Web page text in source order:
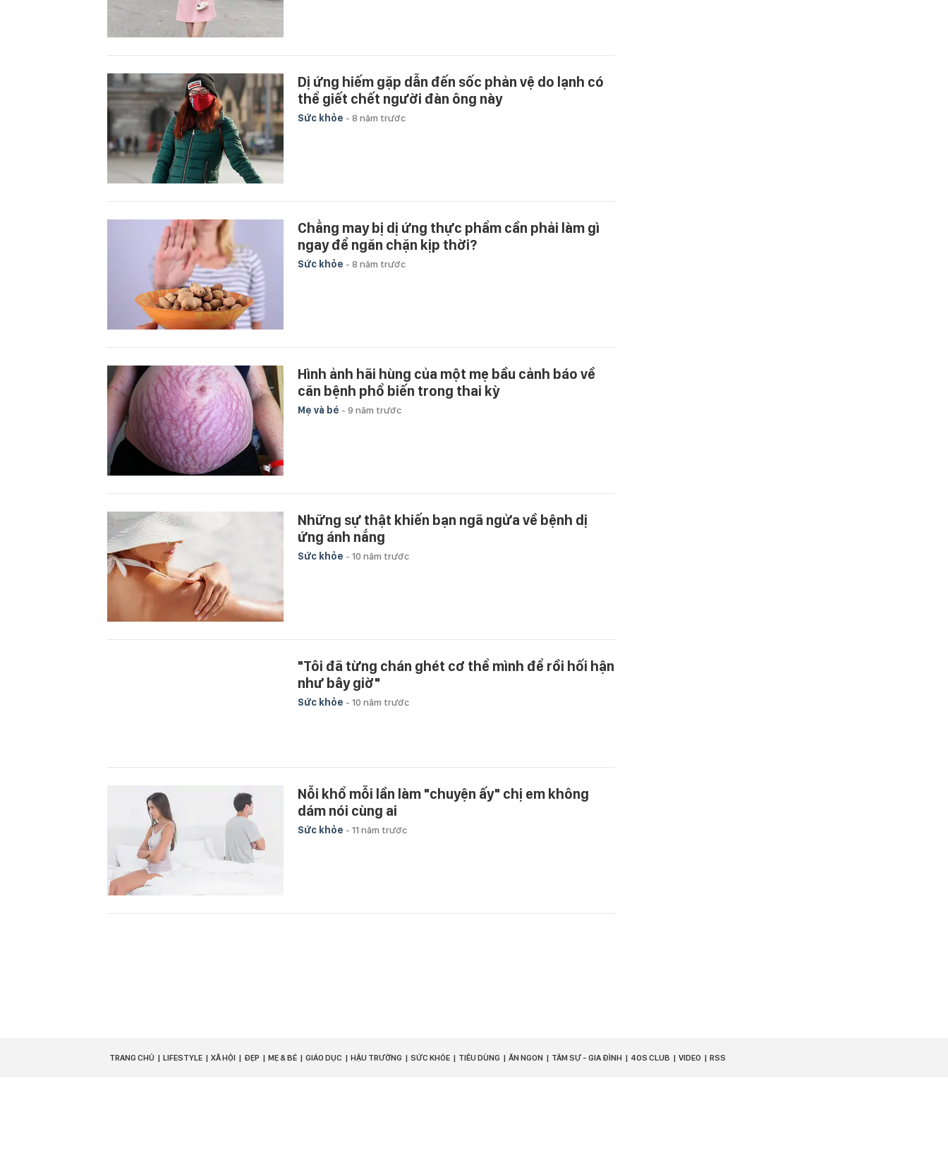
Dị ứng hiếm gặp dẫn đến sốc phản vệ do lạnh có
thể giết chết người đàn ông này
Sức khỏe - 8 năm trước
Chẳng may bị dị ứng thực phẩm cần phải làm gì
ngay để ngăn chặn kịp thời?
Sức khỏe - 8 năm trước
Hình ảnh hãi hùng của một mẹ bầu cảnh báo về
căn bệnh phổ biến trong thai kỳ
Mẹ và bé - 9 năm trước
Những sự thật khiến bạn ngã ngửa về bệnh dị
ứng ánh nắng
Sức khỏe - 10 năm trước
"Tôi đã từng chán ghét cơ thể mình để rồi hối hận
như bây giờ"
Sức khỏe - 10 năm trước
Nỗi khổ mỗi lần làm "chuyện ấy" chị em không
dám nói cùng ai
Sức khỏe - 11 năm trước
TRANG CHỦ LIFESTYLE XÃ HỘI ĐẸP MẸ & BÉ GIÁO DỤC HẬU TRƯỜNG SỨC KHỎE TIÊU DÙNG ĂN NGON TÂM SỰ - GIA ĐÌNH 40S CLUB VIDEO RSS